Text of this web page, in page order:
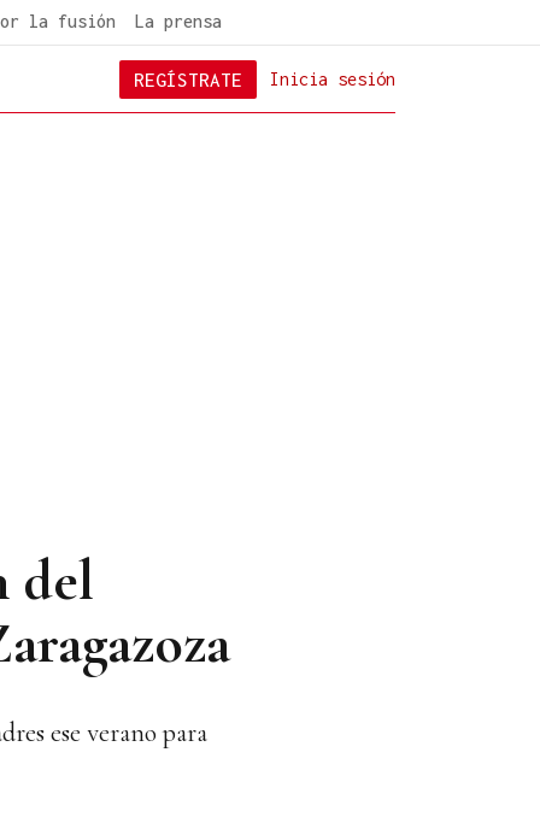
la fusión La prensa
Inicia sesión
REGÍSTRATE
del
ese verano para